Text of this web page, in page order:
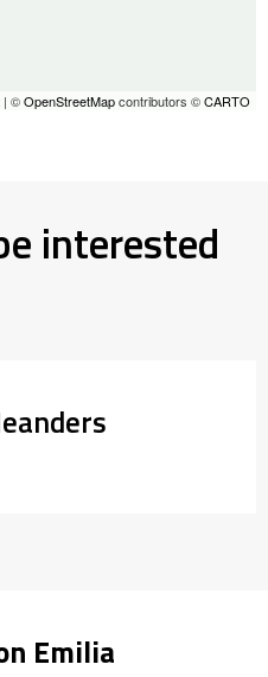
| ©OpenStreetMapcontributors ©CARTO
interested
Emilia